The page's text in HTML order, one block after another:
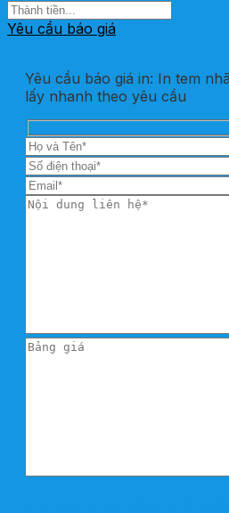
Yêu cầu báo giá
Yêu cầu báo giá in: In tem
lấy nhanh theo yêu cầu